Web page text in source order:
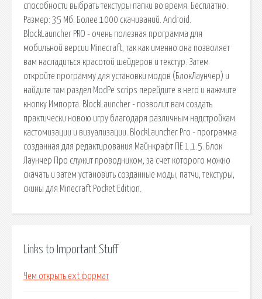
способности выбрать текстуры папки во время. Бесплатно.
Размер: 35 Мб. Более 1000 скачиваний. Android.
BlockLauncher PRO - очень полезная программа для
мобильной версии Minecraft, так как именно она позволяет
вам насладиться красотой шейдеров и текстур. Затем
откройте программу для установки модов (БлокЛаунчер) и
найдите там раздел ModPe scrips перейдите в него и нажмите
кнопку Импорта. BlockLauncher - позволит вам создать
практически новою игру благодаря различным надстройкам
кастомизации и визуализации. BlockLauncher Pro - программа
созданная для редактирования Майнкрафт ПЕ 1.1.5. Блок
Лаунчер Про служит проводником, за счет которого можно
скачать и затем установить созданные моды, патчи, текстуры,
скины для Minecraft Pocket Edition.
Links to Important Stuff
Чем открыть ext формат